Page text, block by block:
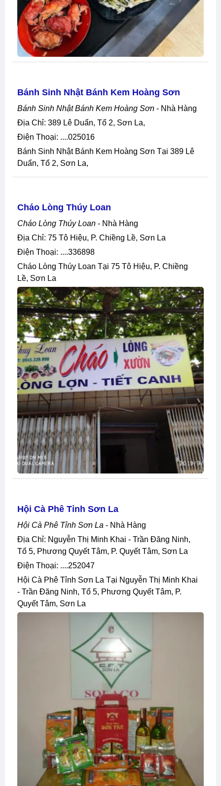
Bánh Sinh Nhật Bánh Kem Hoàng Sơn
Bánh Sinh Nhật Bánh Kem Hoàng Sơn - Nhà Hàng
Địa Chỉ: 389 Lê Duẩn, Tổ 2, Sơn La,
Điện Thoại: ....025016
Bánh Sinh Nhật Bánh Kem Hoàng Sơn Tại 389 Lê
Duẩn, Tổ 2, Sơn La,
Cháo Lòng Thúy Loan
Cháo Lòng Thúy Loan - Nhà Hàng
Địa Chỉ: 75 Tô Hiệu, P. Chiềng Lề, Sơn La
Điện Thoại: ....336898
Cháo Lòng Thúy Loan Tại 75 Tô Hiệu, P. Chiềng
Lề, Sơn La
Hội Cà Phê Tỉnh Sơn La
Hội Cà Phê Tỉnh Sơn La - Nhà Hàng
Địa Chỉ: Nguyễn Thị Minh Khai - Trần Đăng Ninh,
Tổ 5, Phương Quyết Tâm, P. Quyết Tâm, Sơn La
Điện Thoại: ....252047
Hội Cà Phê Tỉnh Sơn La Tại Nguyễn Thị Minh Khai
- Trần Đăng Ninh, Tổ 5, Phương Quyết Tâm, P.
Quyết Tâm, Sơn La